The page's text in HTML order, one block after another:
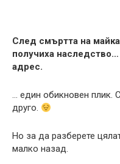
След смъртта на
получиха
адрес.
… един обикновен плик.
друго.
Но за да разберете
малко назад.